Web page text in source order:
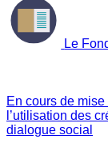
Le
En cours de mise
l’utilisation des
dialogue social